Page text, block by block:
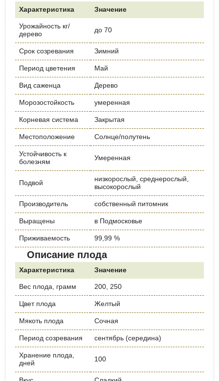
Характеристика Значение
Урожайность кг/
дерево
до 70
Срок созревания Зимний
Период цветения Май
Вид саженца Дерево
Морозостойкость умеренная
Корневая система Закрытая
Местоположение Солнце/полутень
Устойчивость к
болезням
Умеренная
Подвой
низкорослый, среднерослый,
высокорослый
Производитель собственный питомник
Выращены в Подмосковье
Приживаемость 99,99 %
Описание плода
Характеристика Значение
Вес плода, грамм 200, 250
Цвет плода Желтый
Мякоть плода Сочная
Период созревания сентябрь (середина)
Хранение плода,
дней
100